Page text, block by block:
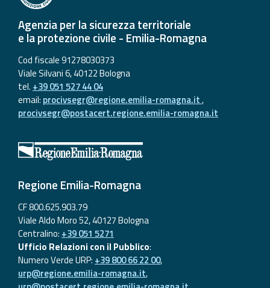
Agenzia per la sicurezza territoriale
e la protezione civile - Emilia-Romagna
Cod fiscale 91278030373
Viale Silvani 6, 40122 Bologna
tel. +39 051 527 44 04
email: procivsegr@regione.emilia-romagna.it,
procivsegr@postacert.regione.emilia-romagna.it
Regione Emilia-Romagna
CF 800.625.903.79
Viale Aldo Moro 52, 40127 Bologna
Centralino: +39 051 5271
Ufficio Relazioni con il Pubblico:
Numero Verde URP: +39 800 66 22 00,
urp@regione.emilia-romagna.it,